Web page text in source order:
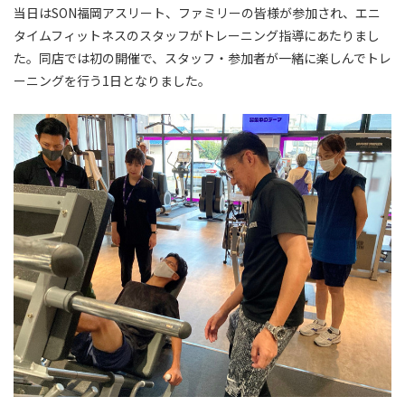
当日はSON福岡アスリート、ファミリーの皆様が参加され、エニ
タイムフィットネスのスタッフがトレーニング指導にあたりまし
た。同店では初の開催で、スタッフ・参加者が一緒に楽しんでトレ
ーニングを行う1日となりました。